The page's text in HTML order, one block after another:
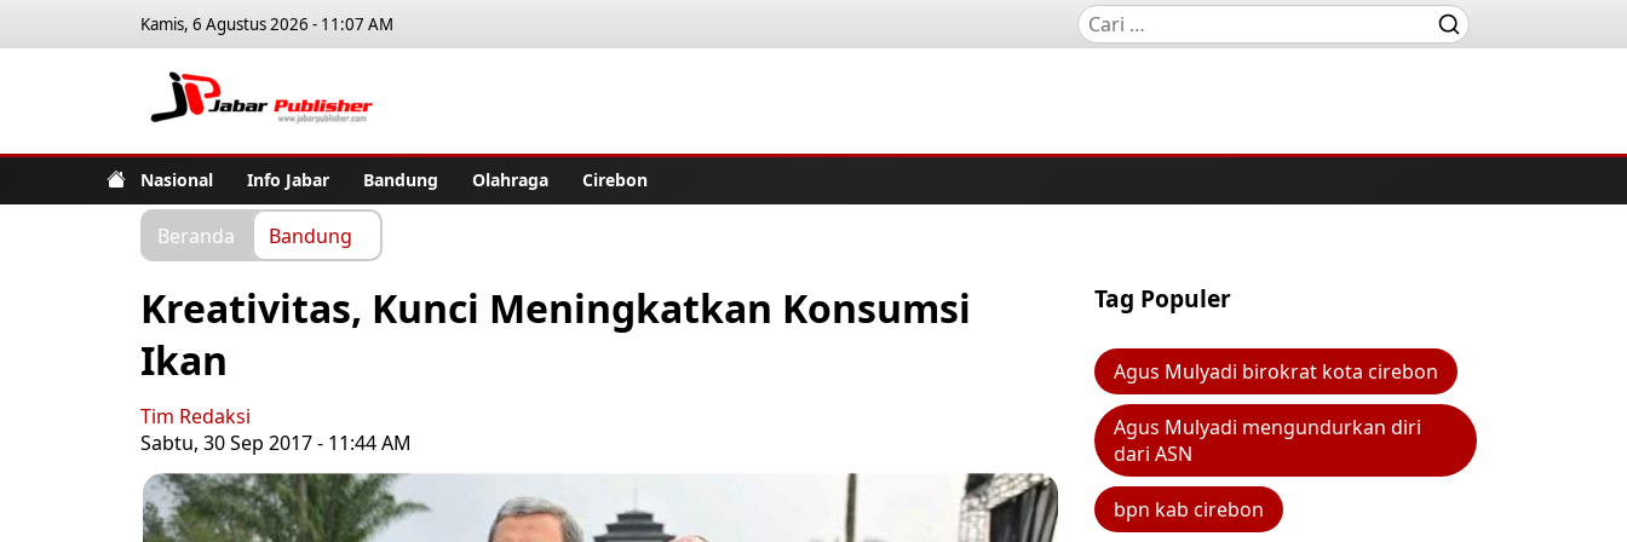
Kamis, 6 Agustus 2026 - 11:07 AM
Nasional Info Jabar Bandung Olahraga Cirebon
Beranda Bandung
Kreativitas, Kunci Meningkatkan Konsumsi
Ikan
Tim Redaksi
Sabtu, 30 Sep 2017 - 11:44 AM
Tag Populer
Agus Mulyadi birokrat kota cirebon
Agus Mulyadi mengundurkan diri
dari ASN
bpn kab cirebon